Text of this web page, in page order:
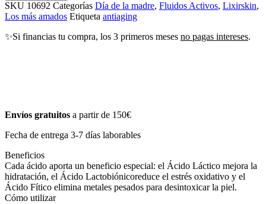
SKU 10692 Categorías Día de la madre, Fluidos Activos, Lixirskin,
Los más amados Etiqueta antiaging
✨Si financias tu compra, los 3 primeros meses no pagas intereses.
Envíos gratuitos a partir de 150€
Fecha de entrega 3-7 días laborables
Beneficios
Cada ácido aporta un beneficio especial: el Ácido Láctico mejora la
hidratación, el Ácido Lactobiónicoreduce el estrés oxidativo y el
Ácido Fítico elimina metales pesados para desintoxicar la piel.
Cómo utilizar